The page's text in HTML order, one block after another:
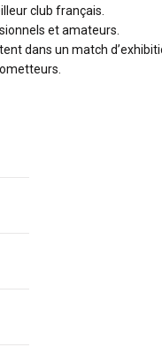
club français.
et amateurs.
dans un match